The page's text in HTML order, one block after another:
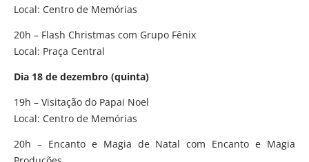
Local: Centro de Memórias
20h – Flash Christmas com Grupo Fênix
Local: Praça Central
Dia 18 de dezembro (quinta)
19h – Visitação do Papai Noel
Local: Centro de Memórias
20h – Encanto e Magia de Natal com Encanto e Magia